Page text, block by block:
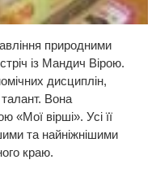
природними
із Мандич Вірою.
дисциплін,
Вона
«Мої вірші». Усі її
та найніжнішими
краю.